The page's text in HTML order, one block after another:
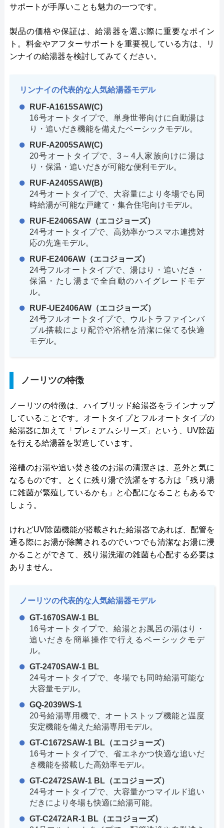
サポートが手厚いことも魅力の一つです。
製品の価格や保証は、給湯器を選ぶ際に重要なポイン
ト。料金やアフターサポートを重要視している方は、リ
ンナイの給湯器を検討してみてください。
リンナイの代表的な人気給湯器モデル
RUF-A1615SAW(C)
16号オートタイプで、単身世帯向けに自動湯は
り・追いだき機能を備えたベーシックモデル。
RUF-A2005SAW(C)
20号オートタイプで、3～4人家族向けに湯は
り・保温・追いだきが可能な便利モデル。
RUF-A2405SAW(B)
24号オートタイプで、大容量により冬場でも同
時給湯が可能な戸建て・集合住宅向けモデル。
RUF-E2406SAW（エコジョーズ）
24号オートタイプで、高効率かつスマホ連携対
応の先進モデル。
RUF-E2406AW（エコジョーズ）
24号フルオートタイプで、湯はり・追いだき・
保温・たし湯まで全自動のハイグレードモデ
ル。
RUF-UE2406AW（エコジョーズ）
24号フルオートタイプで、ウルトラファインバ
ブル搭載により配管や浴槽を清潔に保てる快適
モデル。
ノーリツの特徴
ノーリツの特徴は、ハイブリッド給湯器をラインナップ
していることです。オートタイプとフルオートタイプの
給湯器に加えて「プレミアムシリーズ」という、UV除菌
を行える給湯器を製造しています。
浴槽のお湯や追い焚き後のお湯の清潔さは、意外と気に
なるものです。とくに残り湯で洗濯をする方は「残り湯
に雑菌が繁殖しているかも」と心配になることもあるで
しょう。
けれどUV除菌機能が搭載された給湯器であれば、配管を
通る際にお湯が除菌されるのでいつでも清潔なお湯に浸
かることができて、残り湯洗濯の雑菌も心配する必要は
ありません。
ノーリツの代表的な人気給湯器モデル
GT-1670SAW-1 BL
16号オートタイプで、給湯とお風呂の湯はり・
追いだきを簡単操作で行えるベーシックモデ
ル。
GT-2470SAW-1 BL
24号オートタイプで、冬場でも同時給湯可能な
大容量モデル。
GQ-2039WS-1
20号給湯専用機で、オートストップ機能と温度
安定機能を備えた給湯専用モデル。
GT-C1672SAW-1 BL（エコジョーズ）
16号オートタイプで、省エネかつ快適な追いだ
き機能を搭載した高効率モデル。
GT-C2472SAW-1 BL（エコジョーズ）
24号オートタイプで、大容量かつマイルド追い
だきにより冬場も快適に給湯可能。
GT-C2472AR-1 BL（エコジョーズ）